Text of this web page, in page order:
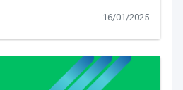
16/01/2025